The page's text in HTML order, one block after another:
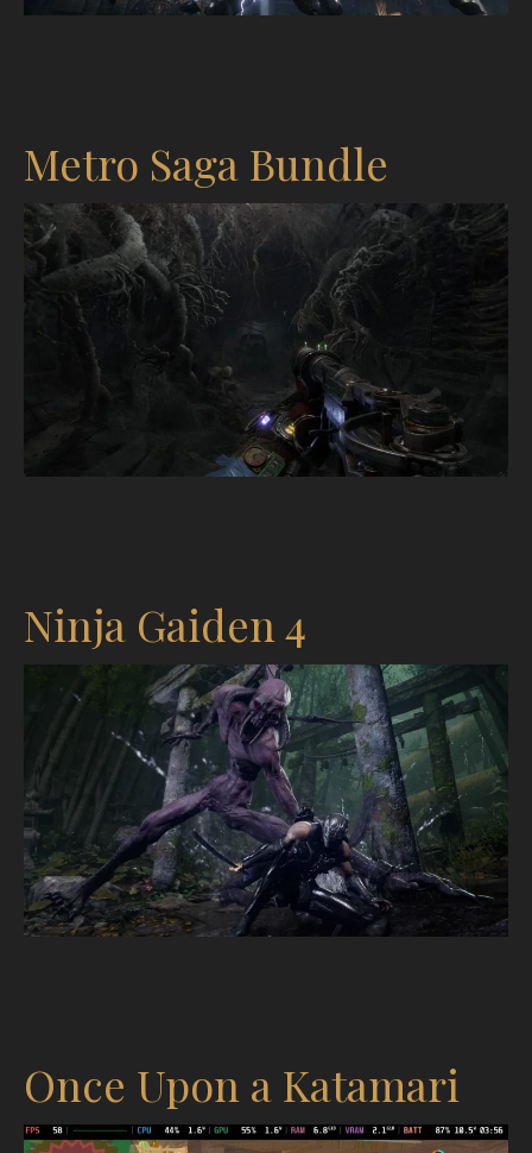
Metro Saga Bundle
Ninja Gaiden 4
Once Upon a Katamari